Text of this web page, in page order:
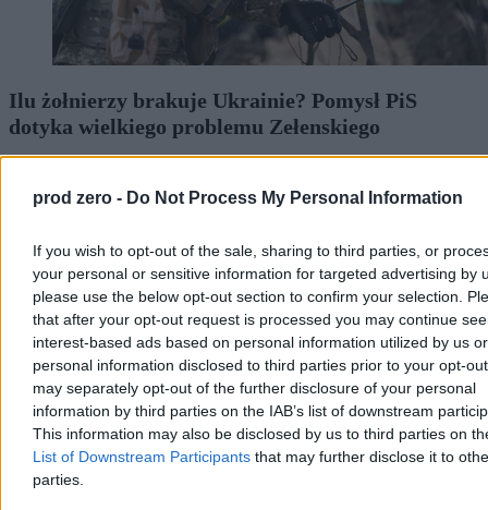
prod zero - Do Not Process My Personal Information
If you wish to opt-out of the sale, sharing to third parties, or
your personal or sensitive information for targeted advertising by
please use the below opt-out section to confirm your selection.
that after your opt-out request is processed you may continue
interest-based ads based on personal information utilized by us or
personal information disclosed to third parties prior to your opt-
may separately opt-out of the further disclosure of your personal
information by third parties on the IAB’s list of downstream
This information may also be disclosed by us to third parties on
List of Downstream Participants that may further disclose it to
parties.
Ilu żołnierzy brakuje Ukrainie? Pomysł PiS
dotyka wielkiego problemu Zełenskiego
pracy, z drugiej strony strony Tomasz Siemoniak, koordynator służb
Zmieniają się unijne przepisy wobec Ukraińców objętych
mobilizacją, a Siły Zbrojne Ukrainy trzymają linię frontu zmagając
na tyłach z dezercją. Co z rezerwami Ukrainy na wojnie?
Michał Bruszewski
Wczoraj 12:23
8 min
Reklama
Reklama